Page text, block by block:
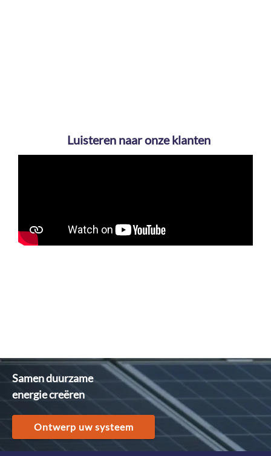
Luisteren naar onze klanten
Samen duurzame
energie creëren
Ontwerp uw systeem